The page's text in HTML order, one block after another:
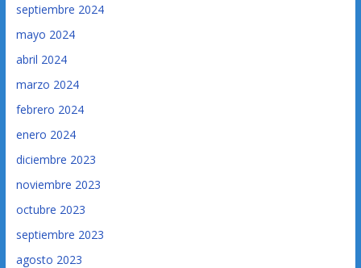
septiembre 2024
mayo 2024
abril 2024
marzo 2024
febrero 2024
enero 2024
diciembre 2023
noviembre 2023
octubre 2023
septiembre 2023
agosto 2023